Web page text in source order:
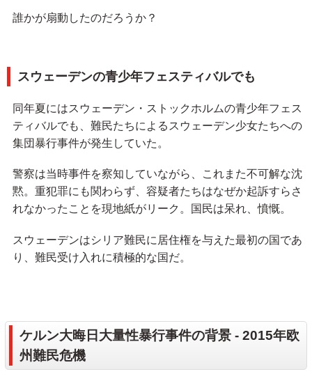
誰かが扇動したのだろうか？
スウェーデンの青少年フェスティバルでも
同年夏にはスウェーデン・ストックホルムの青少年フェス
ティバルでも、難民たちによるスウェーデン少女たちへの
集団暴行事件が発生していた。
警察は当時事件を察知していながら、これまた不可解な沈
黙。重犯罪にも関わらず、容疑者たちはなぜか起訴すらさ
れなかったことを現地紙がリーク。国民は呆れ、憤慨。
スウェーデンはシリア難民に居住権を与えた最初の国であ
り、難民受け入れに積極的な国だ。
ケルン大晦日大量性暴行事件の背景 - 2015年欧
州難民危機